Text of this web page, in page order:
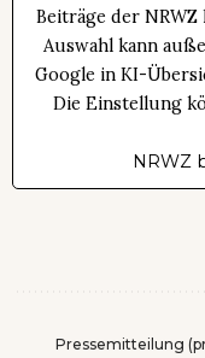
Beiträge der NRWZ
Auswahl kann
Google in KI-
Die Einstellung
NRWZ
Pressemitteilung